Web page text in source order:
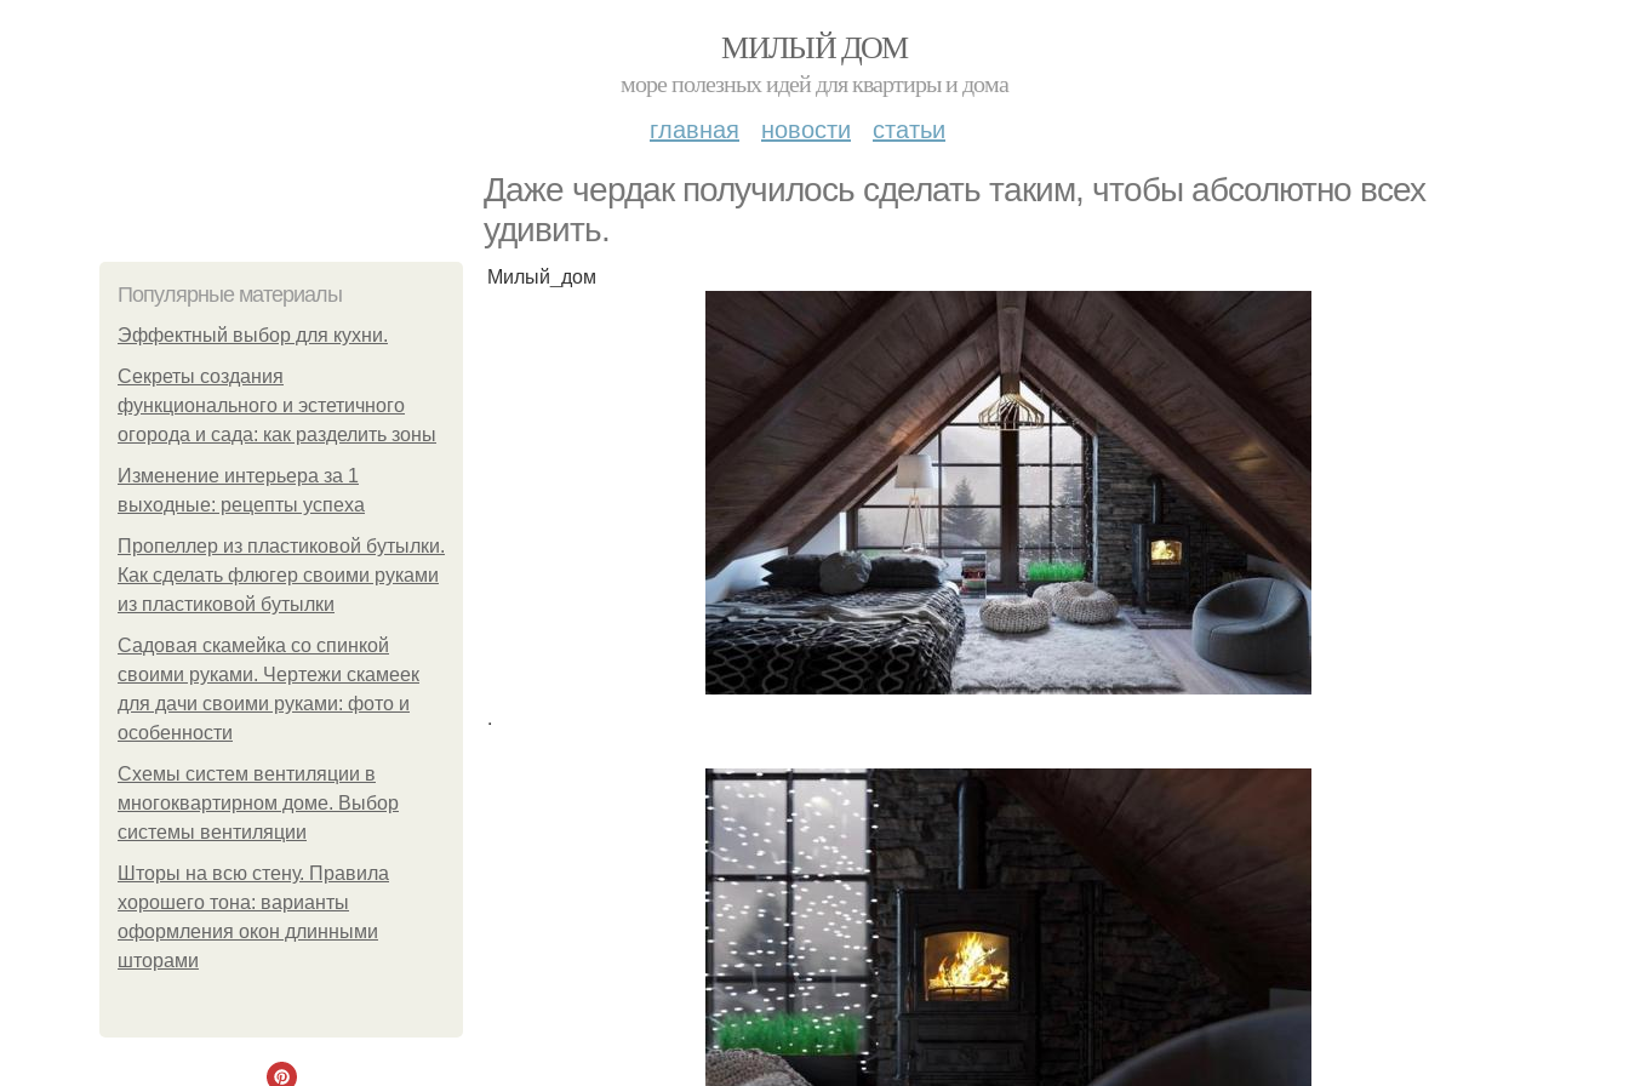
МИЛЫЙ ДОМ
море полезных идей для квартиры и дома
главная новости статьи
Даже чердак получилось сделать таким, чтобы абсолютно всех
удивить.
Популярные материалы
Эффектный выбор для кухни.
Секреты создания
функционального и эстетичного
огорода и сада: как разделить зоны
Изменение интерьера за 1
выходные: рецепты успеха
Пропеллер из пластиковой бутылки.
Как сделать флюгер своими руками
из пластиковой бутылки
Садовая скамейка со спинкой
своими руками. Чертежи скамеек
для дачи своими руками: фото и
особенности
Схемы систем вентиляции в
многоквартирном доме. Выбор
системы вентиляции
Шторы на всю стену. Правила
хорошего тона: варианты
оформления окон длинными
шторами
Милый_дом
.